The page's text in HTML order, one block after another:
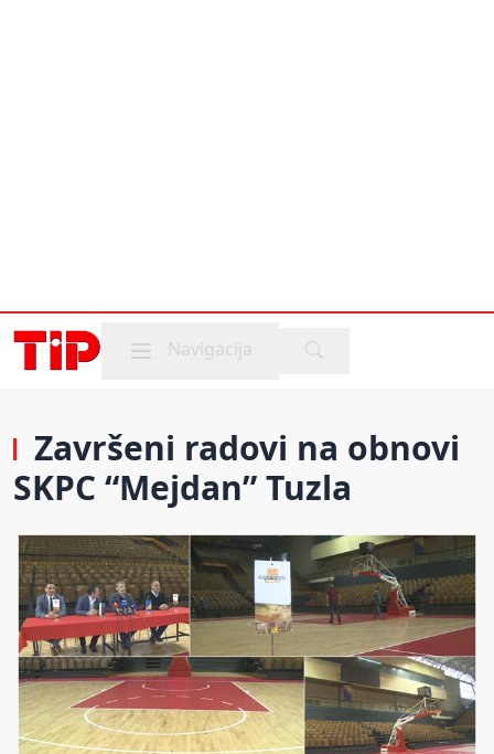
Mobile menu
Navigacija
Završeni radovi na obnovi
SKPC “Mejdan” Tuzla